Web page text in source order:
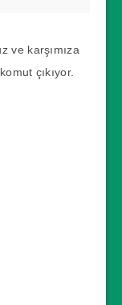
ve karşımıza
çıkıyor.